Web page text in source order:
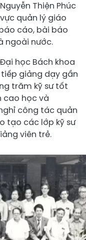
Thiện Phúc
quản lý giáo
cáo, bài báo
ngoài nước.
học Bách khoa
giảng dạy gần
trăm kỹ sư tốt
cao học và
công tác quản
tạo các lớp kỹ sư
viên trẻ.